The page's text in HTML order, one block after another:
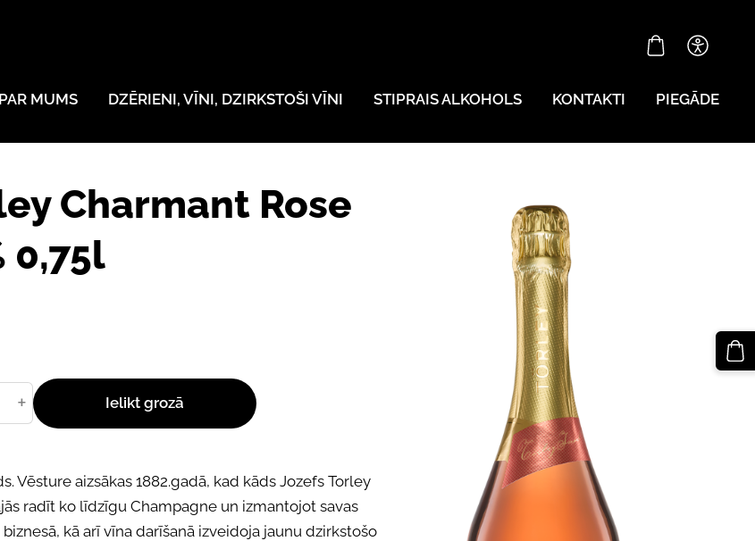
PAR MUMS DZĒRIENI, VĪNI, DZIRKSTOŠI VĪNI STIPRAIS ALKOHOLS KONTAKTI PIEGĀDE
Charmant Rose
0,75l
+ Ielikt grozā
Vēsture aizsākas 1882.gadā, kad kāds Jozefs Torley
radīt ko līdzīgu Champagne un izmantojot savas
biznesā, kā arī vīna darīšanā izveidoja jaunu dzirkstošo